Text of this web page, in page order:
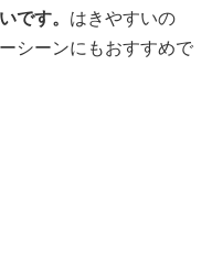
です。 はきやすいの
シーンにもおすすめで